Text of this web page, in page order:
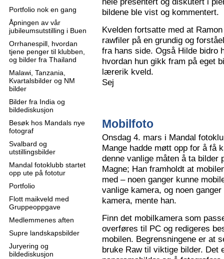
Portfolio nok en gang
Åpningen av vår
jubileumsutstilling i Buen
Orrhanespill, hvordan
tjene penger til klubben,
og bilder fra Thailand
Malawi, Tanzania,
Kvartalsbilder og NM
bilder
Bilder fra India og
bildediskusjon
Besøk hos Mandals nye
fotograf
Svalbard og
utstillingsbilder
Mandal fotoklubb startet
opp ute på fototur
Portfolio
Flott maikveld med
Gruppeoppgave
Medlemmenes aften
Supre landskapsbilder
Juryering og
bildediskusjon
bildene ble vist og kommentert.
Kvelden fortsatte med at
rawfiler på en grundig og
fra hans side. Også Hilde bidro
hvordan hun gikk fram på eget
lærerik kveld.
Sej
Mobilfoto
Onsdag 4. mars i Mandal
Mange hadde møtt opp for å få
denne vanlige måten å ta bilder
Magne; Han framholdt at
med – noen ganger kunne
vanlige kamera, og noen
kamera, mente han.
Finn det mobilkamera som
overføres til PC og redigeres
mobilen. Begrensningene er at
bruke Raw til viktige bilder. Det